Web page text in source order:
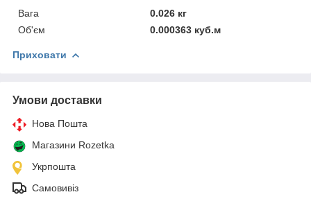
Вага
0.026 кг
Об'єм
0.000363 куб.м
Приховати
Умови доставки
Нова Пошта
Магазини Rozetka
Укрпошта
Самовивіз